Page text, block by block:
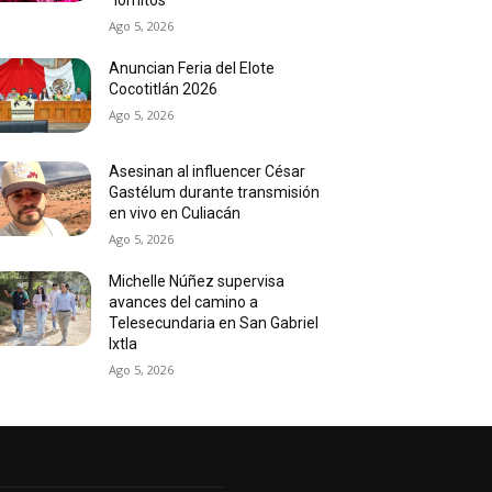
Ago 5, 2026
Anuncian Feria del Elote
Cocotitlán 2026
Ago 5, 2026
Asesinan al influencer César
Gastélum durante transmisión
en vivo en Culiacán
Ago 5, 2026
Michelle Núñez supervisa
avances del camino a
Telesecundaria en San Gabriel
Ixtla
Ago 5, 2026